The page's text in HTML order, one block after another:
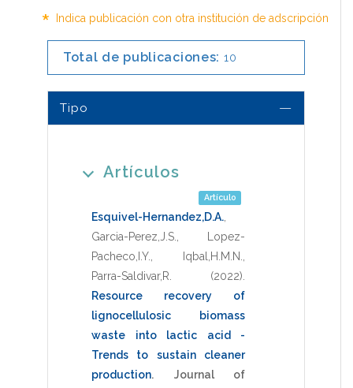
* Indica publicación con otra institución de adscripción
Total de publicaciones: 10
Tipo
Artículos
Artículo
Esquivel-Hernandez,D.A.
Garcia-Perez,J.S.
Lopez-
Pacheco,I.Y.
Iqbal,H.M.N.
Parra-Saldivar,R.
(2022)
Resource recovery of
lignocellulosic biomass
waste into lactic acid -
Trends to sustain cleaner
production.
Journal of